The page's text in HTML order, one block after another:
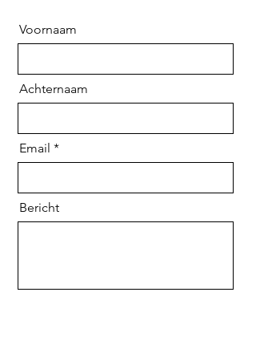
Voornaam
Achternaam
Email
Bericht